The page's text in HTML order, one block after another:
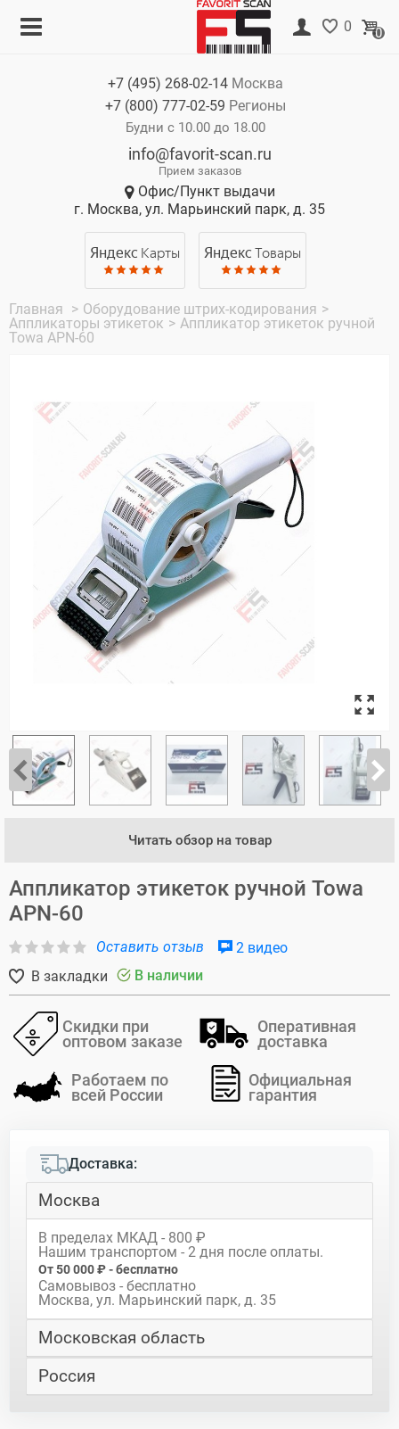
0 0
+7 (495) 268-02-14 Москва
+7 (800) 777-02-59 Регионы
Будни с 10.00 до 18.00
info@favorit-scan.ru
Прием заказов
Офис/Пункт выдачи
г. Москва, ул. Марьинский парк, д. 35
Яндекс Карты Яндекс Товары
Главная > Оборудование штрих-кодирования >
Аппликаторы этикеток > Аппликатор этикеток ручной
Towa APN-60
Читать обзор на товар
Аппликатор этикеток ручной Towa
APN-60
Оставить отзыв
2 видео
В закладки
В наличии
Скидки при
оптовом заказе
Оперативная
доставка
Работаем по
всей России
Официальная
гарантия
Доставка:
Москва
В пределах МКАД - 800 ₽
Нашим транспортом - 2 дня после оплаты.
От 50 000 ₽ - бесплатно
Самовывоз - бесплатно
Москва, ул. Марьинский парк, д. 35
Московская область
Россия
Корзина
Нет товаров